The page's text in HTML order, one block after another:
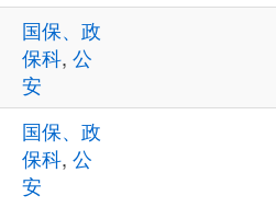
国保、政
保科, 公
安
国保、政
保科, 公
安